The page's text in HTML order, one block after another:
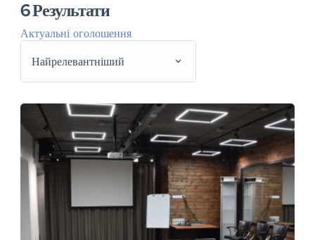
6Результати
Актуальні оголошення
Найрелевантніший